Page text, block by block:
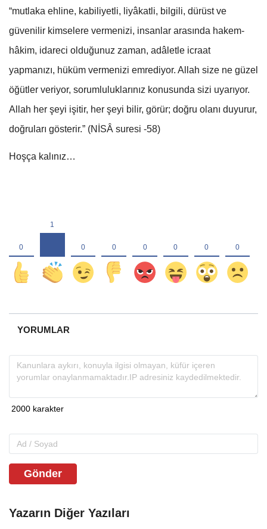
“mutlaka ehline, kabiliyetli, liyâkatli, bilgili, dürüst ve
güvenilir kimselere vermenizi, insanlar arasında hakem-
hâkim, idareci olduğunuz zaman, adâletle icraat
yapmanızı, hüküm vermenizi emrediyor. Allah size ne güzel
öğütler veriyor, sorumluluklarınız konusunda sizi uyarıyor.
Allah her şeyi işitir, her şeyi bilir, görür; doğru olanı duyurur,
doğruları gösterir.” (NİSÂ suresi -58)
Hoşça kalınız…
YORUMLAR
Gönder
Yazarın Diğer Yazıları